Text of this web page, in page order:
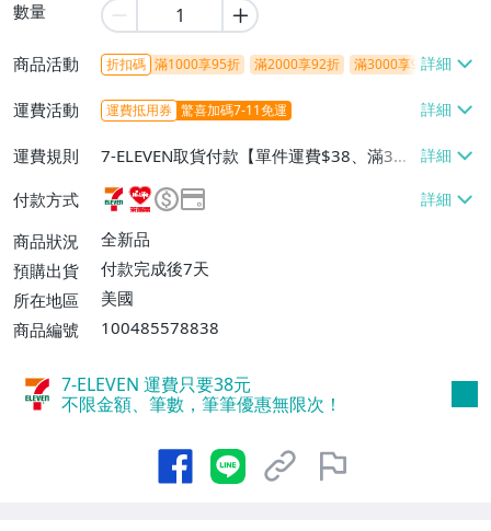
數量
商品活動 折扣碼 滿1000享95折 滿2000享92折 滿3000享9折
運費活動 運費抵用券 驚喜加碼7-11免運
運費規則
7-ELEVEN取貨付款【單件運費$38、滿3件
或消費滿$1450免運費】、7-ELEVEN取貨
不付款【單件運費$38、滿3件或消費滿$14
50免運費】、萊爾富取貨付款【單件運費
$60、滿3件或消費滿$1450免運費】、宅
配/貨運【單件運費$60、滿3件或消費滿$1
450免運費】、跨國寄送【單件運費$60、
滿3件或消費滿$1450免運費】
付款方式
商品狀況
全新品
預購出貨
付款完成後7天
所在地區
美國
商品編號
100485578838
7-ELEVEN 運費只要38元
不限金額、筆數，筆筆優惠無限次！